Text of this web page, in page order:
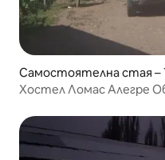
Самостоятелна стая –
Хостел Ломас Алегре